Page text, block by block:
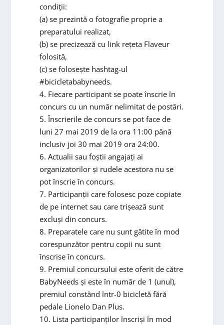
condiții:
(a) se prezintă o fotografie proprie a
preparatului realizat,
(b) se precizează cu link rețeta Flaveur
folosită,
(c) se folosește hashtag-ul
#bicicletababyneeds.
4. Fiecare participant se poate înscrie în
concurs cu un număr nelimitat de postări.
5. Înscrierile de concurs se pot face de
luni 27 mai 2019 de la ora 11:00 până
inclusiv joi 30 mai 2019 ora 24:00.
6. Actualii sau foștii angajați ai
organizatorilor și rudele acestora nu se
pot înscrie în concurs.
7. Participanții care folosesc poze copiate
de pe internet sau care trișează sunt
excluși din concurs.
8. Preparatele care nu sunt gătite în mod
corespunzător pentru copii nu sunt
înscrise în concurs.
9. Premiul concursului este oferit de către
BabyNeeds și este în număr de 1 (unul),
premiul constând într-0 bicicletă fără
pedale Lionelo Dan Plus.
10. Lista participanților înscriși în mod